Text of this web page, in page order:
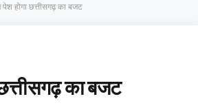
होगा छत्तीसगढ़ का बजट
का बजट